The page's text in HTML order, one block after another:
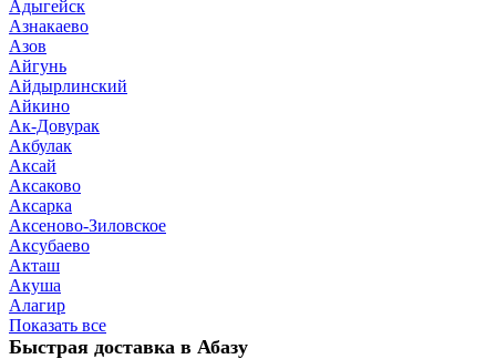
Адыгейск
Азнакаево
Азов
Айгунь
Айдырлинский
Айкино
Ак-Довурак
Акбулак
Аксай
Аксаково
Аксарка
Аксеново-Зиловское
Аксубаево
Акташ
Акуша
Алагир
Показать все
Быстрая доставка в Абазу